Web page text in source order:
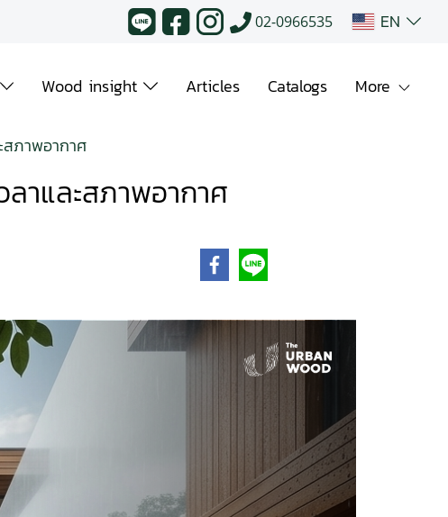
02-0966535 EN
Wood insight Articles Catalogs More
สภาพอากาศ
ลาและสภาพอากาศ